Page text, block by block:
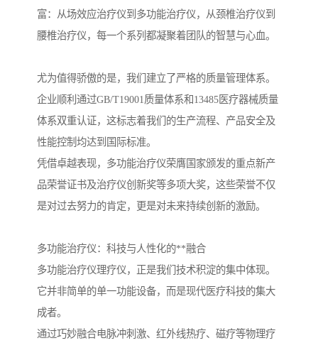
富：从场效应治疗仪到多功能治疗仪，从颈椎治疗仪到
腰椎治疗仪，每一个系列都凝聚着团队的智慧与心血。
尤为值得骄傲的是，我们建立了严格的质量管理体系。
企业顺利通过GB/T19001质量体系和13485医疗器械质量
体系双重认证，这标志着我们的生产流程、产品安全及
性能控制均达到国际标准。
凭借卓越表现，多功能治疗仪荣膺国家颁发的重点新产
品荣誉证书及治疗仪创新奖等多项大奖，这些荣誉不仅
是对过去努力的肯定，更是对未来持续创新的激励。
多功能治疗仪：科技与人性化的**融合
多功能治疗仪理疗仪，正是我们技术积淀的集中体现。
它并非简单的单一功能设备，而是现代医疗科技的集大
成者。
通过巧妙融合电脉冲刺激、红外线热疗、磁疗等物理疗